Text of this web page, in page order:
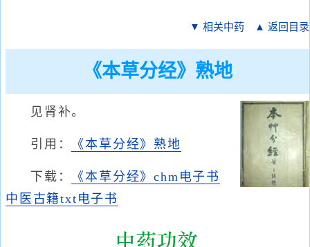
▼ 相关中药 ▲ 返回目录
《本草分经》熟地
见肾补。
引用： 《本草分经》熟地
下载：
《本草分经》chm电子书
中医古籍txt电子书